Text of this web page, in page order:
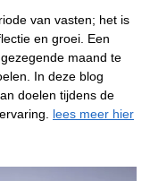
van vasten; het is
en groei. Een
maand te
In deze blog
doelen tijdens de
lees meer hier